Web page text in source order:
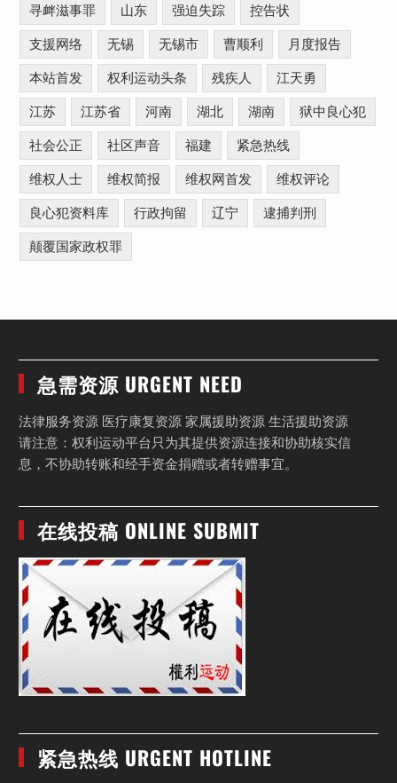
寻衅滋事罪 山东 强迫失踪 控告状
支援网络 无锡 无锡市 曹顺利 月度报告
本站首发 权利运动头条 残疾人 江天勇
江苏 江苏省 河南 湖北 湖南 狱中良心犯
社会公正 社区声音 福建 紧急热线
维权人士 维权简报 维权网首发 维权评论
良心犯资料库 行政拘留 辽宁 逮捕判刑
颠覆国家政权罪
急需资源 URGENT NEED
法律服务资源 医疗康复资源 家属援助资源 生活援助资源
请注意：权利运动平台只为其提供资源连接和协助核实信
息，不协助转账和经手资金捐赠或者转赠事宜。
在线投稿 ONLINE SUBMIT
紧急热线 URGENT HOTLINE